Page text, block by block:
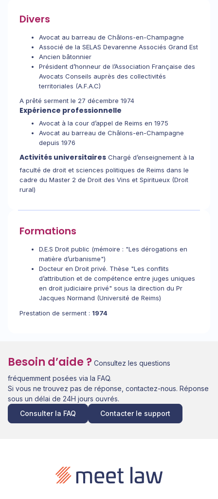
Divers
Avocat au barreau de Châlons-en-Champagne
Associé de la SELAS Devarenne Associés Grand Est
Ancien bâtonnier
Président d’honneur de l’Association Française des
Avocats Conseils auprès des collectivités
territoriales (A.F.A.C)
A prêté serment le 27 décembre 1974
Expérience professionnelle
Avocat à la cour d’appel de Reims en 1975
Avocat au barreau de Châlons-en-Champagne
depuis 1976
Activités universitaires Chargé d’enseignement à la
faculté de droit et sciences politiques de Reims dans le
cadre du Master 2 de Droit des Vins et Spiritueux (Droit
rural)
Formations
D.E.S Droit public (mémoire : "Les dérogations en
matière d’urbanisme")
Docteur en Droit privé. Thèse "Les conflits
d’attribution et de compétence entre juges uniques
en droit judiciaire privé" sous la direction du Pr
Jacques Normand (Université de Reims)
Prestation de serment : 1974
Besoin d’aide ? Consultez les questions
fréquemment posées via la FAQ.
Si vous ne trouvez pas de réponse, contactez-nous. Réponse
sous un délai de 24H jours ouvrés.
Consulter la FAQ
Contacter le support